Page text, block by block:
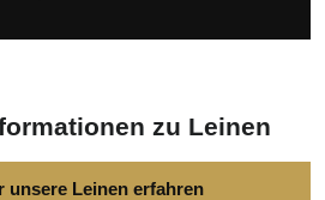
zu Leinen
unsere Leinen erfahren